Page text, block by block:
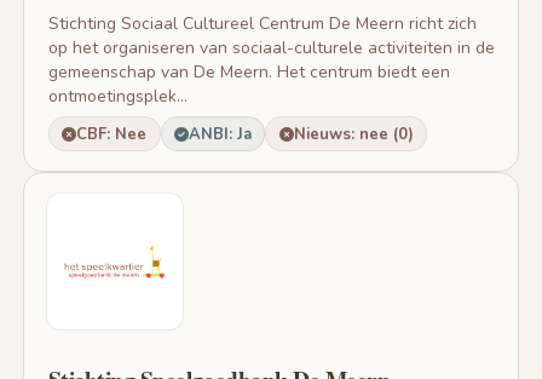
Stichting Sociaal Cultureel Centrum De Meern richt zich
op het organiseren van sociaal-culturele activiteiten in de
gemeenschap van De Meern. Het centrum biedt een
ontmoetingsplek...
CBF: Nee ANBI: Ja Nieuws: nee (0)